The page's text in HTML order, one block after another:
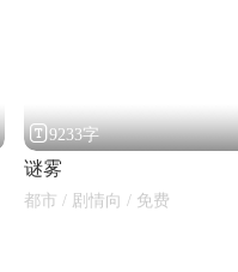
9233字
谜雾
都市 / 剧情向 / 免费